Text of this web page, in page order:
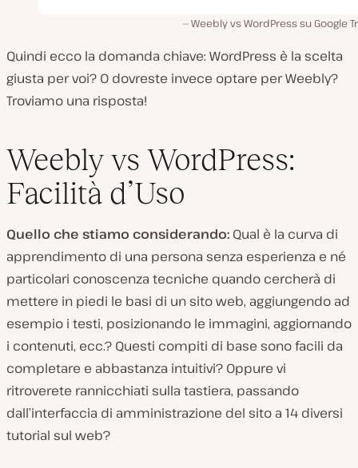
Weebly vs WordPress su Google
Quindi ecco la domanda chiave: WordPress è la scelta
giusta per voi? O dovreste invece optare per Weebly?
Troviamo una risposta!
Weebly vs WordPress:
Facilità d’Uso
Quello che stiamo considerando: Qual è la curva di
apprendimento di una persona senza esperienza e né
particolari conoscenza tecniche quando cercherà di
mettere in piedi le basi di un sito web, aggiungendo ad
esempio i testi, posizionando le immagini, aggiornando
i contenuti, ecc.? Questi compiti di base sono facili da
completare e abbastanza intuitivi? Oppure vi
ritroverete rannicchiati sulla tastiera, passando
dall’interfaccia di amministrazione del sito a 14 diversi
tutorial sul web?